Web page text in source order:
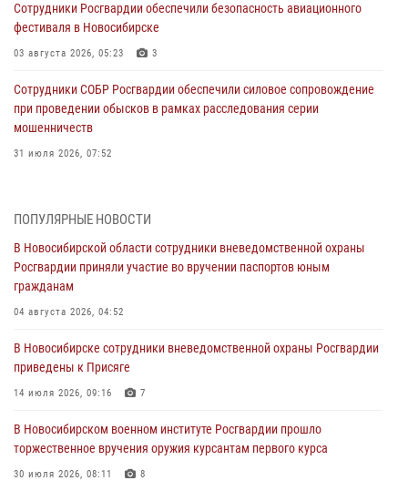
Сотрудники Росгвардии обеспечили безопасность авиационного
фестиваля в Новосибирске
03 августа 2026, 05:23 3
Сотрудники СОБР Росгвардии обеспечили силовое сопровождение
при проведении обысков в рамках расследования серии
мошенничеств
31 июля 2026, 07:52
При силовой поддержке бойцов ОМОН и СОБР Росгвардии
пресечена деятельность группы лиц, причастных к мошенничеству
в сфере страхования
В Новосибирске сотрудниками вневедомственной охраны
Росгвардии задержан гражданин, находящийся в розыске
В Новосибирске военнослужащие отряда спецназа «Ермак»
Росгвардии провели занятия по беспарашютному десантированию
ПОПУЛЯРНЫЕ НОВОСТИ
В Новосибирской области сотрудники вневедомственной охраны
Росгвардии приняли участие во вручении паспортов юным
гражданам
04 августа 2026, 04:52
В Новосибирске сотрудники вневедомственной охраны Росгвардии
приведены к Присяге
14 июля 2026, 09:16 7
В Новосибирском военном институте Росгвардии прошло
торжественное вручения оружия курсантам первого курса
30 июля 2026, 08:11 8